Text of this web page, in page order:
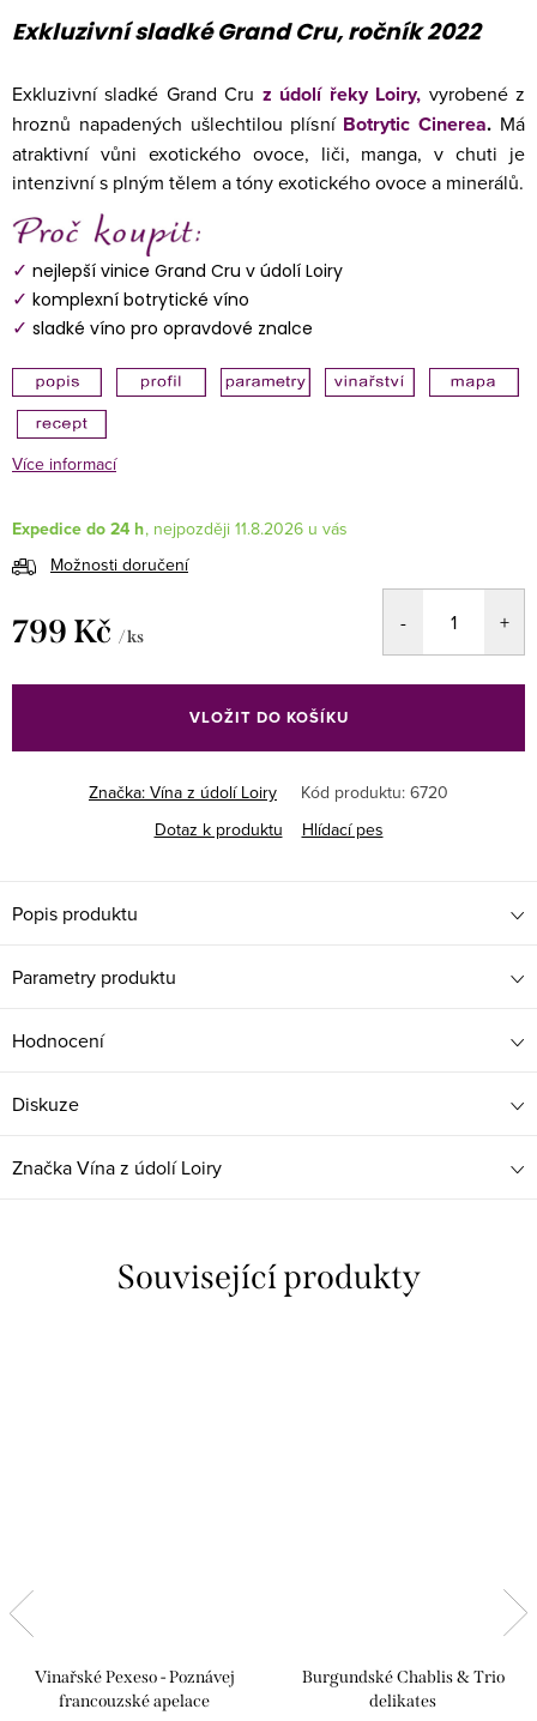
Exkluzivní sladké Grand Cru, ročník 2022
Exkluzivní sladké Grand Cru z údolí řeky Loiry, vyrobené z
hroznů napadených ušlechtilou plísní Botrytic Cinerea. Má
atraktivní vůni exotického ovoce, liči, manga, v chuti je
intenzivní s plným tělem a tóny exotického ovoce a minerálů.
✓ nejlepší vinice Grand Cru v údolí Loiry
✓ komplexní botrytické víno
✓ sladké víno pro opravdové znalce
Více informací
Expedice do 24 h
11.8.2026
Možnosti doručení
799 Kč / ks
cena:
VLOŽIT DO KOŠÍKU
Značka: Vína z údolí Loiry Kód produktu: 6720
Dotaz k produktu
Hlídací pes
Popis produktu
Parametry produktu
Hodnocení
Diskuze
ZnačkaVína z údolí Loiry
Související produkty
Vinařské Pexeso - Poznávej
francouzské apelace
Burgundské Chablis & Trio
delikates